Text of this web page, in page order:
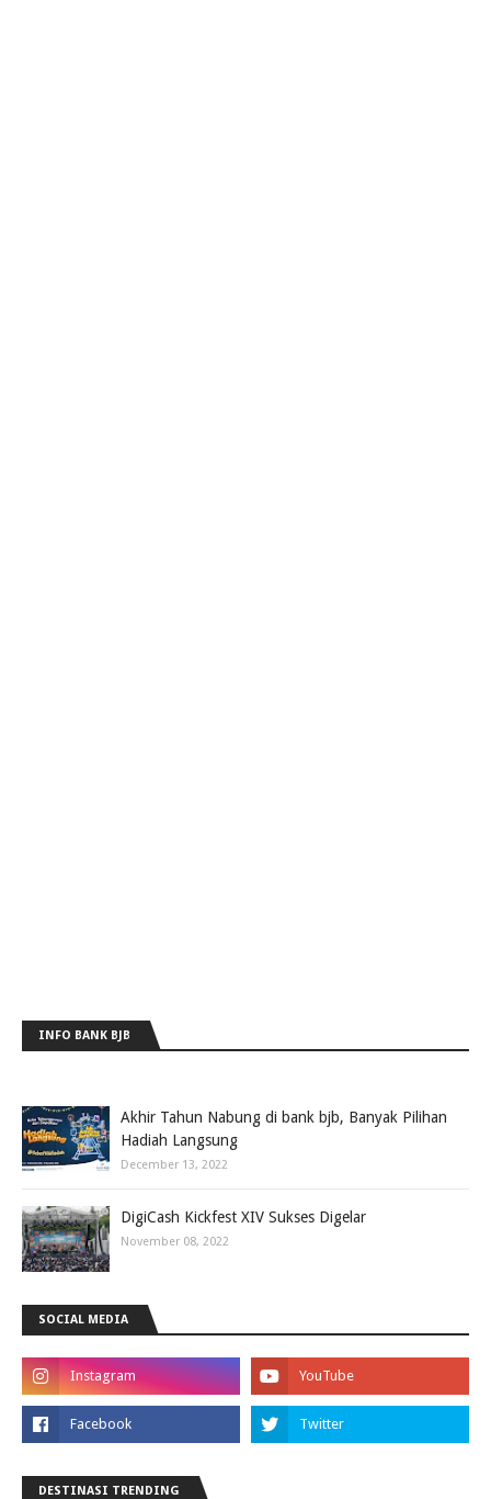
INFO BANK BJB
Akhir Tahun Nabung di bank bjb, Banyak Pilihan
Hadiah Langsung
December 13, 2022
DigiCash Kickfest XIV Sukses Digelar
November 08, 2022
SOCIAL MEDIA
DESTINASI TRENDING